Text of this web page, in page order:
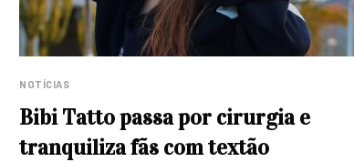
NOTÍCIAS
Bibi Tatto passa por cirurgia e
tranquiliza fãs com textão